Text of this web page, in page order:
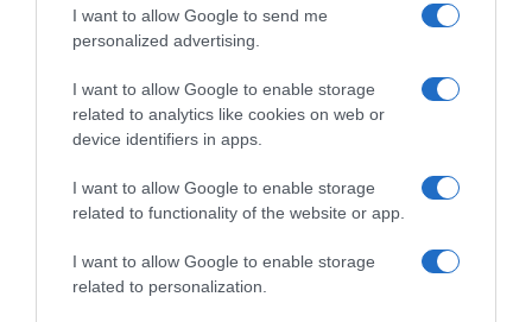
I want to allow Google to send me
personalized advertising.
I want to allow Google to enable storage
related to analytics like cookies on web or
device identifiers in apps.
I want to allow Google to enable storage
related to functionality of the website or app.
I want to allow Google to enable storage
related to personalization.
ΕΛΛΑΔΑ
Χανιά: Νεαρός Παλαιστίνιος
κλείδωσε ανήλικη στο σπίτι του – Την
έσωσαν οι φωνές της